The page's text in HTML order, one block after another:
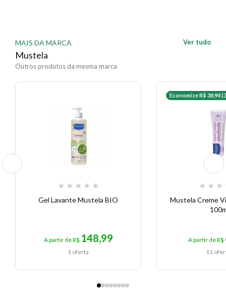
MAIS DA MARCA
Mustela
Outros produtos da mesma marca
Ver tudo
★ ★ ★ ★ ★
Gel Lavante Mustela BIO
A partir de R$ 148,99
1 oferta
Economize R$ 38,94
★ ★ ★
Mustela Creme
A partir de R$
11